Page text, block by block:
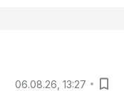
06.08.26, 13:27